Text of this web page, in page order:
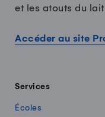
et les atouts du lait
Accéder au site
Services
Écoles